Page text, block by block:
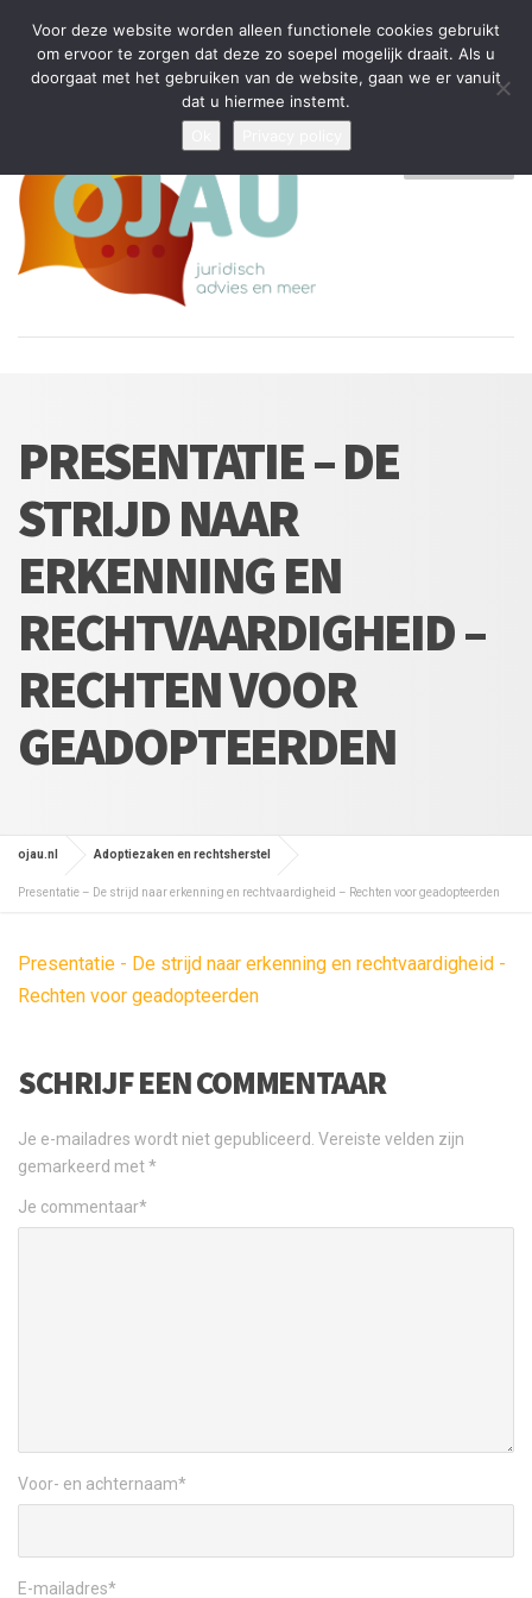
Tijdelijke stop: wegens drukte kan ik beperkt nieuwe zaken aannemen
en vragen beantwoorden
Algemene Voorwaarden
Disclaimer Privacybeleid
PRESENTATIE – DE
STRIJD NAAR
ERKENNING EN
RECHTVAARDIGHEID –
RECHTEN VOOR
GEADOPTEERDEN
ojau.nl Adoptiezaken en rechtsherstel
Presentatie – De strijd naar erkenning en rechtvaardigheid – Rechten voor geadopteerden
Presentatie - De strijd naar erkenning en rechtvaardigheid -
Rechten voor geadopteerden
SCHRIJF EEN COMMENTAAR
Je e-mailadres wordt niet gepubliceerd. Vereiste velden zijn
gemarkeerd met*
Je commentaar*
Voor- en achternaam*
E-mailadres*
Voor deze website worden alleen functionele cookies gebruikt
om ervoor te zorgen dat deze zo soepel mogelijk draait. Als u
doorgaat met het gebruiken van de website, gaan we er vanuit
dat u hiermee instemt.